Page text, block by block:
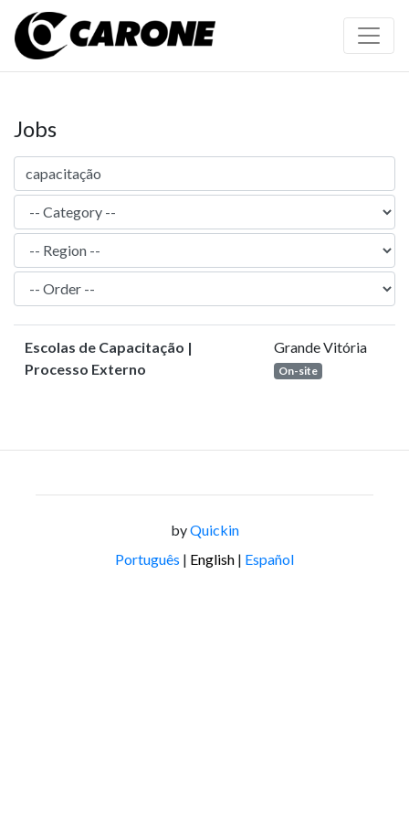
Jobs
Escolas de Capacitação |
Processo Externo
Grande Vitória
On-site
byQuickin
Português | English | Español